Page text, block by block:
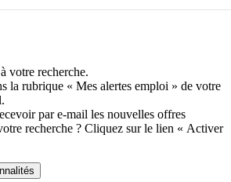
votre recherche.
la rubrique « Mes alertes emploi » de votre
par e-mail les nouvelles offres
recherche ? Cliquez sur le lien « Activer